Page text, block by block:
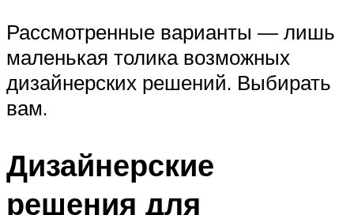
Рассмотренные варианты — лишь
маленькая толика возможных
дизайнерских решений. Выбирать
вам.
Дизайнерские
решения для